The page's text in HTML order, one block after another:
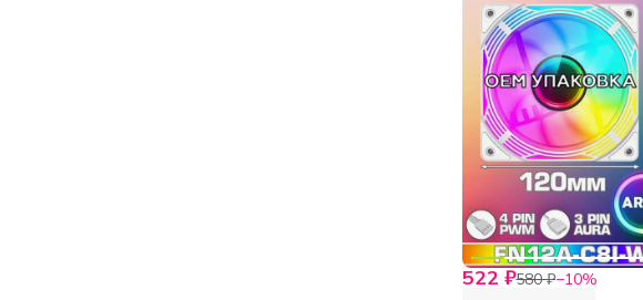
522 ₽580 ₽−10%